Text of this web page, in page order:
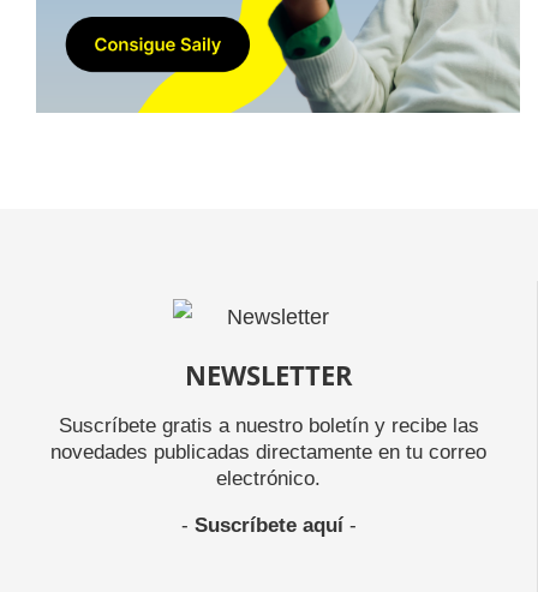
NEWSLETTER
Suscríbete gratis a nuestro boletín y recibe las
novedades publicadas directamente en tu correo
electrónico.
- Suscríbete aquí-